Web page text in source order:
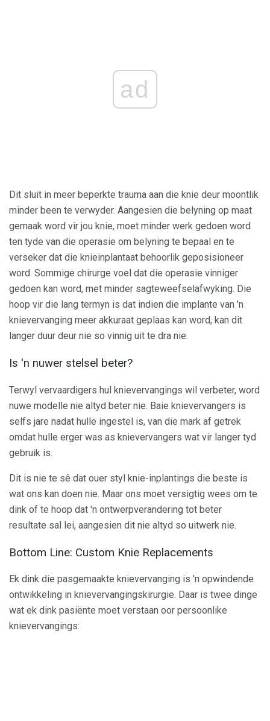
ad
Dit sluit in meer beperkte trauma aan die knie deur moontlik
minder been te verwyder. Aangesien die belyning op maat
gemaak word vir jou knie, moet minder werk gedoen word
ten tyde van die operasie om belyning te bepaal en te
verseker dat die knieinplantaat behoorlik geposisioneer
word. Sommige chirurge voel dat die operasie vinniger
gedoen kan word, met minder sagteweefselafwyking. Die
hoop vir die lang termyn is dat indien die implante van 'n
knievervanging meer akkuraat geplaas kan word, kan dit
langer duur deur nie so vinnig uit te dra nie.
Is 'n nuwer stelsel beter?
Terwyl vervaardigers hul knievervangings wil verbeter, word
nuwe modelle nie altyd beter nie. Baie knievervangers is
selfs jare nadat hulle ingestel is, van die mark af getrek
omdat hulle erger was as knievervangers wat vir langer tyd
gebruik is.
Dit is nie te sê dat ouer styl knie-inplantings die beste is
wat ons kan doen nie. Maar ons moet versigtig wees om te
dink of te hoop dat 'n ontwerpverandering tot beter
resultate sal lei, aangesien dit nie altyd so uitwerk nie.
Bottom Line: Custom Knie Replacements
Ek dink die pasgemaakte knievervanging is 'n opwindende
ontwikkeling in knievervangingskirurgie. Daar is twee dinge
wat ek dink pasiënte moet verstaan ​​oor persoonlike
knievervangings: